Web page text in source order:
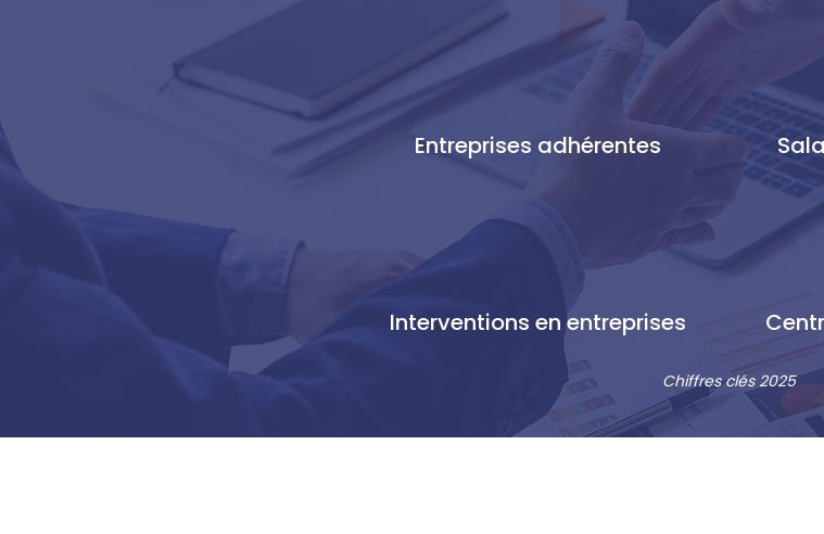
10 900
Entreprises adhérentes
11 000
Interventions en entreprises
Chiffres clés 2025